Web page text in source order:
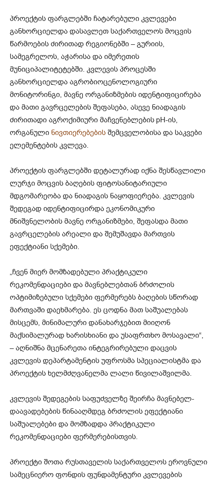
პროექტის ფარგლებში ჩატარებული კვლევები
განხორციელდა დასავლეთ საქართველოს მოცვის
წარმოების ძირითად რეგიონებში – გურიის,
სამეგრელოს, აჭარისა და იმერეთის
მუნიციპალიტეტებში. კვლევის პროცესში
განხორციელდა აგრობიოცენოლოგიური
მონიტორინგი, მავნე ორგანიზმების იდენტიფიცირება
და მათი გავრცელების შეფასება, ასევე ნიადაგის
ძირითადი აგროქიმიური მაჩვენებლების pH-ის,
ორგანული ნივთიერებების შემცველობისა და საკვები
ელემენტების კვლევა.
პროექტის ფარგლებში დეტალურად იქნა შესწავლილი
ლურჯი მოცვის ბაღების ფიტოსანიტარიული
მდგომარეობა და ნიადაგის ნაყოფიერება. კვლევის
შედეგად იდენტიფიცირდა ეკონომიკური
მნიშვნელობის მავნე ორგანიზმები, შეფასდა მათი
გავრცელების არეალი და შემუშავდა მართვის
ეფექტიანი სქემები.
„ჩვენ მიერ მომზადებული პრაქტიკული
რეკომენდაციები და მავნებლებთან ბრძოლის
ოპტიმიზებული სქემები ფერმერებს ბაღების სწორად
მართვაში დაეხმარება. ეს ცოდნა მათ საშუალებას
მისცემს, მინიმალური დანახარჯებით მიიღონ
მაქსიმალურად ხარისხიანი და უსაფრთხო მოსავალი“,
– აღნიშნა მცენარეთა ინტეგრირებული დაცვის
კვლევის დეპარტამენტის უფროსმა სპეციალისტმა და
პროექტის ხელმძღვანელმა ლალი წივილაშვილმა.
კვლევის შედეგების საფუძველზე შეირჩა მავნებელ-
დაავადებების წინააღმდეგ ბრძოლის ეფექტიანი
საშუალებები და მომზადდა პრაქტიკული
რეკომენდაციები ფერმერებისთვის.
პროექტი შოთა რუსთაველის საქართველოს ეროვნული
სამეცნიერო ფონდის ფუნდამენტური კვლევების